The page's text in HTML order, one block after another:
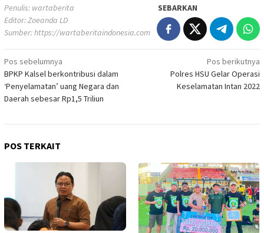
Penulis: wartaberita
Editor: Zoeanda LD
Sumber:https://wartaberitaindonesia.com
SEBARKAN
Navigasi
pos
Pos sebelumnya
BPKP Kalsel berkontribusi dalam
‘Penyelamatan’ uang Negara dan
Daerah sebesar Rp1,5 Triliun
Pos berikutnya
Polres HSU Gelar Operasi
Keselamatan Intan 2022
POS TERKAIT